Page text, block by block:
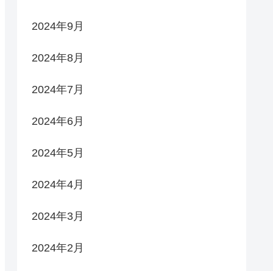
2024年9月
2024年8月
2024年7月
2024年6月
2024年5月
2024年4月
2024年3月
2024年2月